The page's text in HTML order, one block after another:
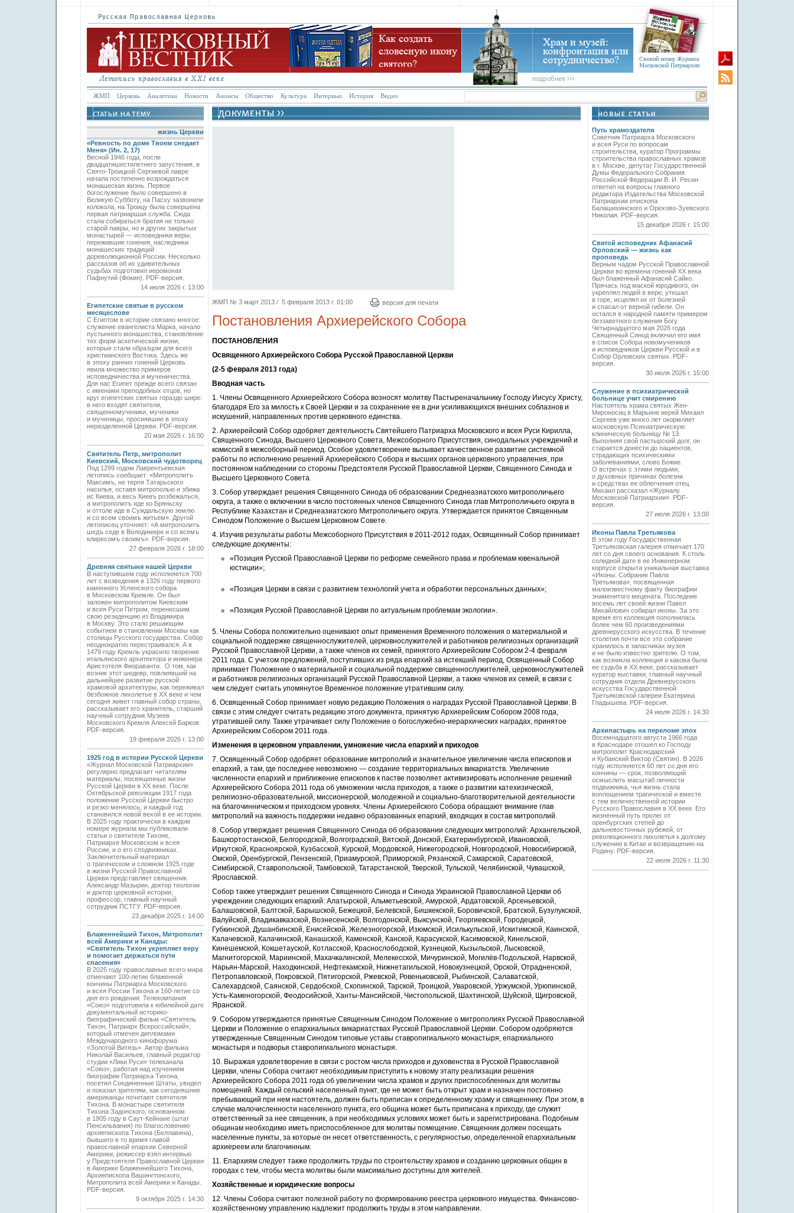
Свежий номер Журнала
Московской Патриархии
ЖМП Церковь Аналитика Новости Анонсы Общество Культура Интервью История Видео
жизнь Церкви
«Ревность по доме Твоем снедает
Меня» (Ин. 2, 17)
Весной 1946 года, после
двадцатишестилетнего запустения, в
Свято-­Троицкой Сергиевой лавре
начала постепенно возрождаться
монашеская жизнь. Первое
богослужение было совершено в
Великую Субботу, на Пасху зазвонили
колокола, на Троицу была совершена
первая патриаршая служба. Сюда
стала собираться братия не только
старой лавры, но и других закрытых
монастырей — исповедники веры,
пережившие гонения, наследники
монашеских традиций
дореволюционной России. Несколько
рассказов об их удивительных
судьбах подготовил иеромонах
Пафнутий (Фокин). PDF-версия.
14 июля 2026 г. 13:00
Египетские святые в русском
месяцеслове
С Египтом в истории связано многое:
служение евангелиста Марка, начало
пустынного монашества, становление
тех форм аскетической жизни,
которые стали образцом для всего
христианского Востока. Здесь же
в эпоху ранних гонений Церковь
явила множество примеров
исповедничества и мученичества.
Для нас Египет прежде всего связан
с именами преподобных отцов, но
круг египетских святых гораздо шире:
в него входят святители,
священномученики, мученики
и мученицы, просиявшие в эпоху
неразделенной Церкви. PDF-версия.
20 мая 2026 г. 16:00
Святитель Петр, митрополит
Киевский, Московский чудотворец
Под 1299 годом Лаврентьевская
летопись сообщает: «Митрополитъ
Максимъ, не терпя Татарьского
насилья, оставя митрополью и збижа
ис Киева, и весь Киевъ розбежалъся,
а митрополитъ иде ко Бряньску
и оттоле иде в Суждальскую землю
и со всем своимъ житьем». Другой
летописец уточняет: «А митрополитъ
шедъ седе в Володимере и со всемъ
клиресомъ своимъ». PDF-версия.
27 февраля 2026 г. 18:00
Древняя святыня нашей Церкви
В наступившем году исполняется 700
лет с возведения в 1326 году первого
каменного Успенского собора
в Московском Кремле. Он был
заложен митрополитом Киевским
и всея Руси Петром, перенесшим
свою резиденцию из Владимира
в Москву. Это стало решающим
событием в становлении Москвы как
столицы Русского государства. Собор
неоднократно перестраивался. А в
1479 году Кремль украсило творение
итальянского архитектора и инженера
Аристотеля Фиораванти. О том, как
возник этот шедевр, повлиявший на
дальнейшее развитие русской
храмовой архитектуры, как переживал
безбожное лихолетье в ХХ веке и чем
сегодня живет главный собор страны,
рассказывает его хранитель, старший
научный сотрудник Музеев
Московского Кремля Алексей Барков.
PDF-версия.
19 февраля 2026 г. 13:00
1925 год в истории Русской Церкви
«Журнал Московской Патриархии»
регулярно предлагает читателям
материалы, посвященные жизни
Русской Церкви в ХХ веке. После
Октябрьской революции 1917 года
положение Русской Церкви быстро
и резко менялось, и каждый год
становился новой вехой в ее истории.
В 2025 году практически в каждом
номере журнала мы публиковали
статьи о святителе Тихоне,
Патриархе Московском и всея
России, и о его сподвижниках.
Заключительный материал
о трагическом и сложном 1925 годе
в жизни Русской Православной
Церкви представляет священник
Александр Мазырин, доктор теологии
и доктор церковной истории,
профессор, главный научный
сотрудник ПСТГУ. PDF-версия.
23 декабря 2025 г. 14:00
Блаженнейший Тихон, Митрополит
всей Америки и Канады:
«Святитель Тихон укрепляет веру
и помогает держаться пути
спасения»
В 2025 году православные всего мира
отмечают 100-летие блаженной
кончины Патриарха Московского
и всея России Тихона и 160-летие со
дня его рождения. Телекомпания
«Союз» подготовила к юбилейной дате
документальный историко-
биографический фильм «Святитель
Тихон, Патриарх Всероссийский»,
который отмечен дипломами
Международного кинофорума
«Золотой Витязь». Автор фильма
Николай Васильев, главный редактор
студии «Лики Руси» телеканала
«Союз», работая над изучением
биографии Патриарха Тихона,
посетил Соединенные Штаты, увидел
и показал зрителям, как сегодняшние
американцы почитают святителя
Тихона. В монастыре святителя
Тихона Задонского, основанном
в 1905 году в Саут-Кейнане (штат
Пенсильвания) по благословению
архиепископа Тихона (Беллавина),
бывшего в то время главой
православной епархии Северной
Америки, режиссер взял интервью
у Предстоятеля Православной Церкви
в Америке Блаженнейшего Тихона,
Архиепископа Вашингтонского,
Митрополита всей Америки и Канады.
PDF-версия.
9 октября 2025 г. 14:30
ЖМП № 3 март 2013 / 5 февраля 2013 г. 01:00 версия для печати
Постановления Архиерейского Собора
ПОСТАНОВЛЕНИЯ
Освященного Архиерейского Собора Русской Православной Церкви
(2-5 февраля 2013 года)
Вводная часть
1. Члены Освященного Архиерейского Собора возносят молитву Пастыреначальнику Господу Иисусу Христу,
благодаря Его за милость к Своей Церкви и за сохранение ее в дни усиливающихся внешних соблазнов и
искушений, направленных против церковного единства.
2. Архиерейский Собор одобряет деятельность Святейшего Патриарха Московского и всея Руси Кирилла,
Священного Синода, Высшего Церковного Совета, Межсоборного Присутствия, синодальных учреждений и
комиссий в межсоборный период. Особое удовлетворение вызывает качественное развитие системной
работы по исполнению решений Архиерейского Собора и высших органов церковного управления, при
постоянном наблюдении со стороны Предстоятеля Русской Православной Церкви, Священного Синода и
Высшего Церковного Совета.
3. Собор утверждает решения Священного Синода об образовании Среднеазиатского митрополичьего
округа, а также о включении в число постоянных членов Священного Синода глав Митрополичьего округа в
Республике Казахстан и Среднеазиатского Митрополичьего округа. Утверждается принятое Священным
Синодом Положение о Высшем Церковном Совете.
4. Изучив результаты работы Межсоборного Присутствия в 2011-2012 годах, Освященный Собор принимает
следующие документы:
«Позиция Русской Православной Церкви по реформе семейного права и проблемам ювенальной
юстиции»;
«Позиция Церкви в связи с развитием технологий учета и обработки персональных данных»;
«Позиция Русской Православной Церкви по актуальным проблемам экологии».
5. Члены Собора положительно оценивают опыт применения Временного положения о материальной и
социальной поддержке священнослужителей, церковнослужителей и работников религиозных организаций
Русской Православной Церкви, а также членов их семей, принятого Архиерейским Собором 2-4 февраля
2011 года. С учетом предложений, поступивших из ряда епархий за истекший период, Освященный Собор
принимает Положение о материальной и социальной поддержке священнослужителей, церковнослужителей
и работников религиозных организаций Русской Православной Церкви, а также членов их семей, в связи с
чем следует считать упомянутое Временное положение утратившим силу.
6. Освященный Собор принимает новую редакцию Положения о наградах Русской Православной Церкви. В
связи с этим следует считать редакцию этого документа, принятую Архиерейским Собором 2008 года,
утратившей силу. Также утрачивает силу Положение о богослужебно-иерархических наградах, принятое
Архиерейским Собором 2011 года.
Изменения в церковном управлении, умножение числа епархий и приходов
7. Освященный Собор одобряет образование митрополий и значительное увеличение числа епископов и
епархий, а там, где последнее невозможно — создание территориальных викариатств. Увеличение
численности епархий и приближение епископов к пастве позволяет активизировать исполнение решений
Архиерейского Собора 2011 года об умножении числа приходов, а также о развитии катехизической,
религиозно-образовательной, миссионерской, молодежной и социально-благотворительной деятельности
на благочинническом и приходском уровнях. Члены Архиерейского Собора обращают внимание глав
митрополий на важность поддержки недавно образованных епархий, входящих в состав митрополий.
8. Собор утверждает решения Священного Синода об образовании следующих митрополий: Архангельской,
Башкортостанской, Белгородской, Волгоградской, Вятской, Донской, Екатеринбургской, Ивановской,
Иркутской, Красноярской, Кузбасской, Курской, Мордовской, Нижегородской, Новгородской, Новосибирской,
Омской, Оренбургской, Пензенской, Приамурской, Приморской, Рязанской, Самарской, Саратовской,
Симбирской, Ставропольской, Тамбовской, Татарстанской, Тверской, Тульской, Челябинской, Чувашской,
Ярославской.
Собор также утверждает решения Священного Синода и Синода Украинской Православной Церкви об
учреждении следующих епархий: Алатырской, Альметьевской, Амурской, Ардатовской, Арсеньевской,
Балашовской, Балтской, Барышской, Бежецкой, Белевской, Бишкекской, Боровичской, Братской, Бузулукской,
Валуйской, Владикавказской, Вознесенской, Волгодонской, Выксунской, Георгиевской, Городецкой,
Губкинской, Душанбинской, Енисейской, Железногорской, Изюмской, Исилькульской, Искитимской, Каинской,
Калачевской, Калачинской, Канашской, Каменской, Канской, Карасукской, Касимовской, Кинельской,
Кинешемской, Кокшетауской, Котласской, Краснослободской, Кузнецкой, Кызыльской, Лысковской,
Магнитогорской, Мариинской, Махачкалинской, Мелекесской, Мичуринской, Могилёв-Подольской, Нарвской,
Нарьян-Марской, Находкинской, Нефтекамской, Нижнетагильской, Новокузнецкой, Орской, Отрадненской,
Петропавловской, Покровской, Пятигорской, Ржевской, Ровеньковской, Рыбинской, Салаватской,
Салехардской, Саянской, Сердобской, Скопинской, Тарской, Троицкой, Уваровской, Уржумской, Урюпинской,
Усть-Каменогорской, Феодосийской, Ханты-Мансийской, Чистопольской, Шахтинской, Шуйской, Щигровской,
Яранской.
9. Собором утверждаются принятые Священным Синодом Положение о митрополиях Русской Православной
Церкви и Положение о епархиальных викариатствах Русской Православной Церкви. Собором одобряются
утвержденные Священным Синодом типовые уставы ставропигиального монастыря, епархиального
монастыря и подворья ставропигиального монастыря.
10. Выражая удовлетворение в связи с ростом числа приходов и духовенства в Русской Православной
Церкви, члены Собора считают необходимым приступить к новому этапу реализации решения
Архиерейского Собора 2011 года об увеличении числа храмов и других приспособленных для молитвы
помещений. Каждый сельский населенный пункт, где не может быть открыт храм и назначен постоянно
пребывающий при нем настоятель, должен быть приписан к определенному храму и священнику. При этом, в
случае малочисленности населенного пункта, его община может быть приписана к приходу, где служит
ответственный за нее священник, а при необходимых условиях может быть и зарегистрирована. Подобным
общинам необходимо иметь приспособленное для молитвы помещение. Священник должен посещать
населенные пункты, за которые он несет ответственность, с регулярностью, определенной епархиальным
архиереем или благочинным.
11. Епархиям следует также продолжить труды по строительству храмов и созданию церковных общин в
городах с тем, чтобы места молитвы были максимально доступны для жителей.
Хозяйственные и юридические вопросы
12. Члены Собора считают полезной работу по формированию реестра церковного имущества. Финансово-
хозяйственному управлению надлежит продолжить труды в этом направлении.
Путь храмоздателя
Советник Патриарха Московского
и всея Руси по вопросам
строительства, куратор Программы
строительства православных храмов
в г. Москве, депутат Государственной
Думы Федерального Собрания
Российской Федерации В. И. Ресин
ответил на вопросы главного
редактора Издательства Московской
Патриархии епископа
Балашихинского и Орехово-Зуевского
Николая. PDF-версия.
15 декабря 2026 г. 15:00
Святой исповедник Афанасий
Орловский — жизнь как
проповедь
Верным чадом Русской Православной
Церкви во времена гонений XX века
был блаженный Афанасий Сайко.
Прячась под маской юродивого, он
укреплял людей в вере, утешал
в горе, исцелял их от болезней
и спасал от верной гибели. Он
остался в народной памяти примером
беззаветного служения Богу.
Четырнадцатого мая 2026 года
Священный Синод включил его имя
в список Собора новомучеников
и исповедников Церкви Русской и в
Собор Орловских святых. PDF-
версия.
30 июля 2026 г. 15:00
Служение в психиатрической
больнице учит смирению
Настоятель храма святых Жен-
Мироносиц в Марьине иерей Михаил
Сергеев уже много лет окормляет
московскую Психиатрическую
клиническую больницу № 13.
Выполняя свой пастырский долг, он
старается донести до пациентов,
страдающих психическими
заболеваниями, слово Божие.
О встречах с этими людьми,
о духовных причинах болезни
и средствах ее облегчения отец
Михаил рассказал «Журналу
Московской Патриархии». PDF-
версия.
27 июля 2026 г. 13:00
Иконы Павла Третьякова
В этом году Государственная
Третьяковская галерея отмечает 170
лет со дня своего основания. К столь
солидной дате в ее Инженерном
корпусе открыта уникальная выставка
«Иконы. Собрание Павла
Третьякова», посвященная
малоизвестному факту биографии
знаменитого мецената. Последние
восемь лет своей жизни Павел
Михайлович собирал иконы. За это
время его коллекция пополнилась
более чем 60 произведениями
древнерусского искусства. В течение
столетия почти все это собрание
хранилось в запасниках музея
и не было известно зрителю. О том,
как возникла коллекция и какова была
ее судьба в ХХ веке, рассказывает
куратор выставки, главный научный
сотрудник отдела Древнерусского
искусства Государственной
Третьяковской галереи Екатерина
Гладышева. PDF-версия.
24 июля 2026 г. 14:30
Архипастырь на переломе эпох
Восемнадцатого августа 1966 года
в Краснодаре отошел ко Господу
митрополит Краснодарский
и Кубанский Виктор (Святин). В 2026
году исполняется 60 лет со дня его
кончины — срок, позволяющий
осмыслить масштаб личности
подвижника, чья жизнь стала
воплощением трагической и вместе
с тем величественной истории
Русского Православия в XX веке. Его
жизненный путь пролег от
оренбургских степей до
дальневосточных рубежей, от
революционного лихолетья к долгому
служению в Китае и возвращению на
Родину. PDF-версия.
22 июля 2026 г. 11:30